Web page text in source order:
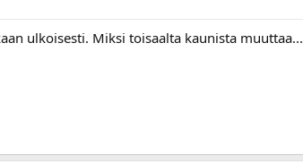
ulkoisesti. Miksi toisaalta kaunista muuttaa...